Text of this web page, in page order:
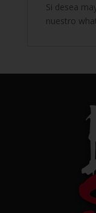
Si desea
nuestro